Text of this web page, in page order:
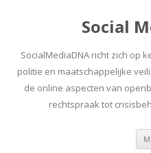
Social
SocialMediaDNA richt zich op
politie en maatschappelijke
de online aspecten van
rechtspraak tot